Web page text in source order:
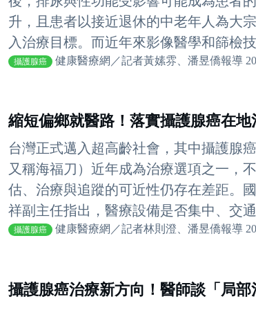
升，且患者以接近退休的中老年人為大
入治療目標。而近年來影像醫學和篩檢
攝護腺癌 健康醫療網／記者黃嫊雰、潘昱僑報導
縮短偏鄉就醫路！落實攝護腺癌在
台灣正式邁入超高齡社會，其中攝護腺
又稱海福刀）近年成為治療選項之一，
估、治療與追蹤的可近性仍存在差距。
祥副主任指出，醫療設備是否集中、交
攝護腺癌 健康醫療網／記者林則澄、潘昱僑報導
攝護腺癌治療新方向！醫師談「局